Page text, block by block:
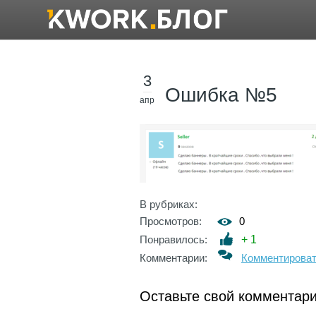
3
апр Ошибка №5
В рубриках:
Просмотров:
0
Понравилось:
+ 1
Комментарии:
Оставьте свой